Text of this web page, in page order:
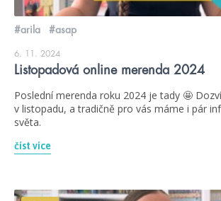
#arila #asap
6. 11. 2024
Listopadová online merenda 2024
Poslední merenda roku 2024 je tady 🤩
v listopadu, a tradičně pro vás máme i pár
světa.
číst více